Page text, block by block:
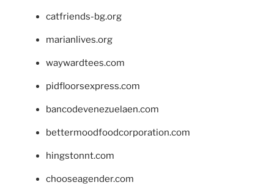
catfriends-bg.org
marianlives.org
waywardtees.com
pidfloorsexpress.com
bancodevenezuelaen.com
bettermoodfoodcorporation.com
hingstonnt.com
chooseagender.com